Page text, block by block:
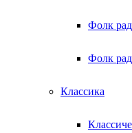
Фолк
Фолк
Классика